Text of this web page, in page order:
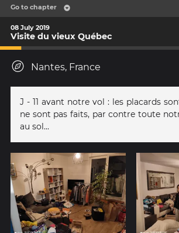
Go to chapter
08 July 2019
Visite du vieux Québec
Nantes, France
J - 11 avant notre vol : les placards
ne sont pas faits, par contre toute
au sol...